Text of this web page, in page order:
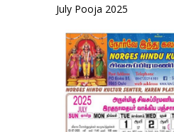
July Pooja 2025